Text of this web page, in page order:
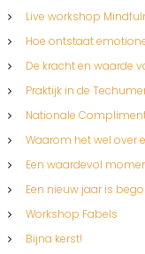
Live workshop
Hoe ontstaat
De kracht en waarde
Praktijk in de
Nationale
Waarom het wel over
Een waardevol
Een nieuw jaar is
Workshop Fabels
Bijna kerst!